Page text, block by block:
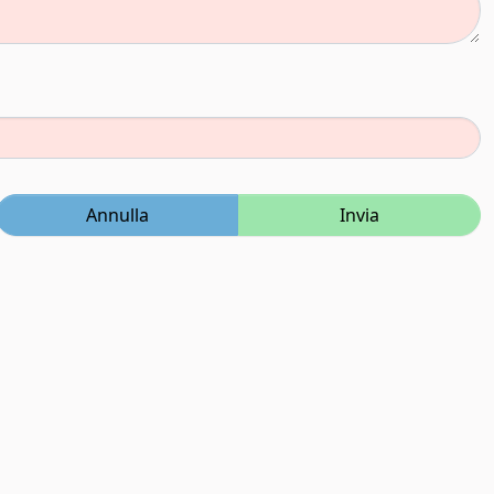
Annulla Invia